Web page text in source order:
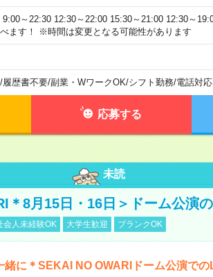
9:00～22:30 12:30～22:00 15:30～21:00 12:30～
ます！ ※時間は変更となる可能性があります
/履歴書不要/副業・WワークOK/シフト勤務/電話対
応募する
未読
＊8月15日・16日＞ドーム公演
会人未経験OK 大学生歓迎 ブランクOK
緒に＊SEKAI NO OWARIドーム公演での